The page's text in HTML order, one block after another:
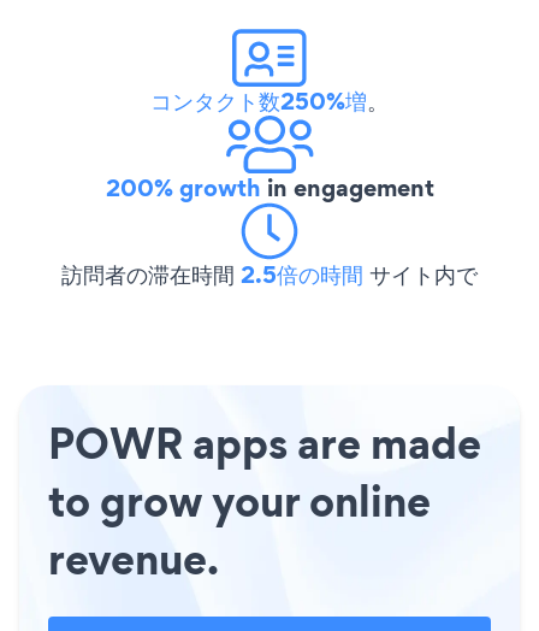
コンタクト数250%増。
200% growth in engagement
訪問者の滞在時間 2.5倍の時間 サイト内で
POWR apps are made
to grow your online
revenue.